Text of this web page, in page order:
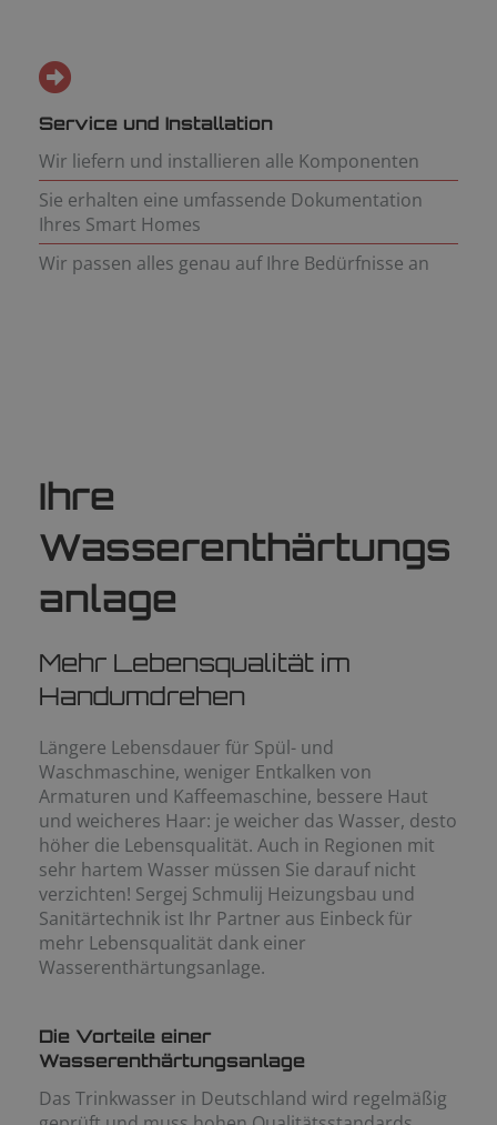
Service und Installation
Wir liefern und installieren alle Komponenten
Sie erhalten eine umfassende Dokumentation
Ihres Smart Homes
Wir passen alles genau auf Ihre Bedürfnisse an
Ihre
Wasserenthärtungs
anlage
Mehr Lebensqualität im
Handumdrehen
Längere Lebensdauer für Spül- und
Waschmaschine, weniger Entkalken von
Armaturen und Kaffeemaschine, bessere Haut
und weicheres Haar: je weicher das Wasser, desto
höher die Lebensqualität. Auch in Regionen mit
sehr hartem Wasser müssen Sie darauf nicht
verzichten! Sergej Schmulij Heizungsbau und
Sanitärtechnik ist Ihr Partner aus Einbeck für
mehr Lebensqualität dank einer
Wasserenthärtungsanlage.
Die Vorteile einer
Wasserenthärtungsanlage
Das Trinkwasser in Deutschland wird regelmäßig